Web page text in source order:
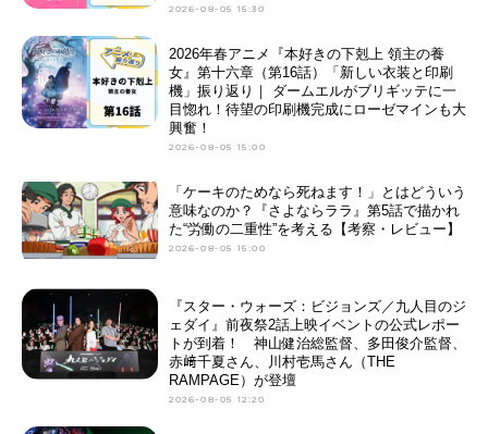
2026-08-05 15:30
2026年春アニメ『本好きの下剋上 領主の養
女』第十六章（第16話）「新しい衣装と印刷
機」振り返り｜ ダームエルがブリギッテに一
目惚れ！待望の印刷機完成にローゼマインも大
興奮！
2026-08-05 15:00
「ケーキのためなら死ねます！」とはどういう
意味なのか？『さよならララ』第5話で描かれ
た“労働の二重性”を考える【考察・レビュー】
2026-08-05 15:00
『スター・ウォーズ：ビジョンズ／九人目のジ
ェダイ』前夜祭2話上映イベントの公式レポー
トが到着！ 神山健治総監督、多田俊介監督、
赤﨑千夏さん、川村壱馬さん（THE
RAMPAGE）が登壇
2026-08-05 12:20